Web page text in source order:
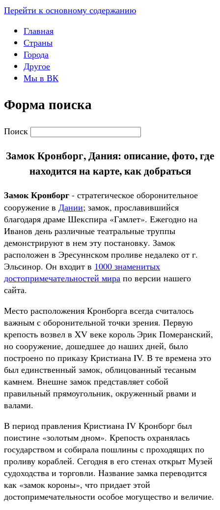
Перейти к основному содержанию
Главная
Страны
Города
Другое
Мы в ВК
Форма поиска
Поиск
Замок Кронборг, Дания: описание, фото, где
находится на карте, как добраться
Замок Кронборг - стратегическое оборонительное
сооружение в Дании; замок, прославившийся
благодаря драме Шекспира «Гамлет». Ежегодно на
Иванов день различные театральные труппы
демонстрируют в нем эту постановку. Замок
расположен в Эресуннском проливе недалеко от г.
Эльсинор. Он входит в 1000 знаменитых
достопримечательностей мира по версии нашего
сайта.
Место расположения Кронборга всегда считалось
важным с оборонительной точки зрения. Первую
крепость возвел в XV веке король Эрик Померанский,
но сооружение, дошедшее до наших дней, было
построено по приказу Кристиана IV. В те времена это
был единственный замок, облицованный тесаным
камнем. Внешне замок представляет собой
правильный прямоугольник, окруженный рвами и
валами.
В период правления Кристиана IV Кронборг был
поистине «золотым дном». Крепость охранялась
государством и собирала пошлины с проходящих по
проливу кораблей. Сегодня в его стенах открыт Музей
судоходства и торговли. Название замка переводится
как «замок короны», что придает этой
достопримечательности особое могущество и величие.